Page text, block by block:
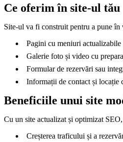
Ce oferim în site-ul tău
Site-ul va fi construit pentru a pune
Pagini cu meniuri actualizabile
Galerie foto și video cu
Formular de rezervări sau
Informații de contact și locație
Beneficiile unui site
Cu un site actualizat și optimizat
Creșterea traficului și a